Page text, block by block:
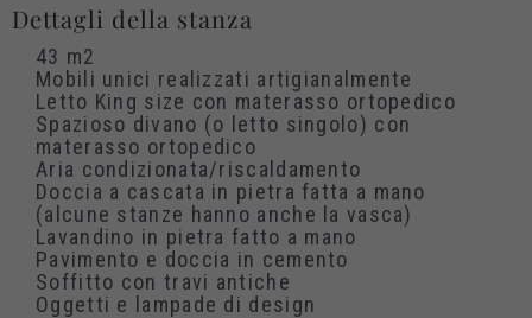
Dettagli della stanza
43 m2
Mobili unici realizzati artigianalmente
Letto King size con materasso ortopedico
Spazioso divano (o letto singolo) con
materasso ortopedico
Aria condizionata/riscaldamento
Doccia a cascata in pietra fatta a mano
(alcune stanze hanno anche la vasca)
Lavandino in pietra fatto a mano
Pavimento e doccia in cemento
Soffitto con travi antiche
Oggetti e lampade di design